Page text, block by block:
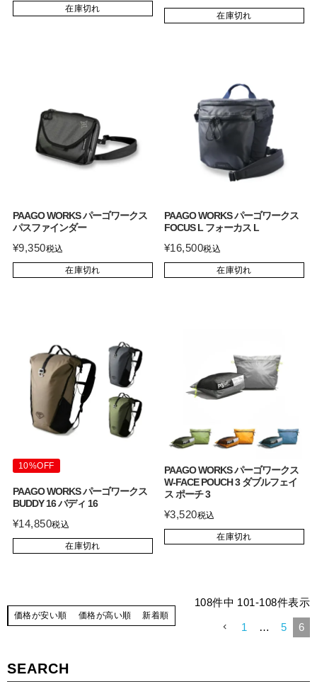
SEARCH
在庫切れ
在庫切れ
PAAGO WORKS パーゴワークス
パスファインダー
¥9,350税込
在庫切れ
PAAGO WORKS パーゴワークス
FOCUS L フォーカス L
¥16,500税込
在庫切れ
10%OFF
PAAGO WORKS パーゴワークス
BUDDY 16 バディ 16
¥14,850税込
在庫切れ
PAAGO WORKS パーゴワークス
W-FACE POUCH 3 ダブルフェイ
ス ポーチ 3
¥3,520税込
在庫切れ
価格が安い順 価格が高い順 新着順
108件中 101-108件表示
1 … 5 6